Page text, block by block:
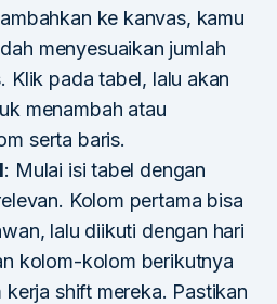
ke kanvas, kamu
menyesuaikan jumlah
Klik pada tabel, lalu akan
menambah atau
serta baris.
: Mulai isi tabel dengan
Kolom pertama bisa
lalu diikuti dengan hari
kolom-kolom berikutnya
kerja shift mereka. Pastikan